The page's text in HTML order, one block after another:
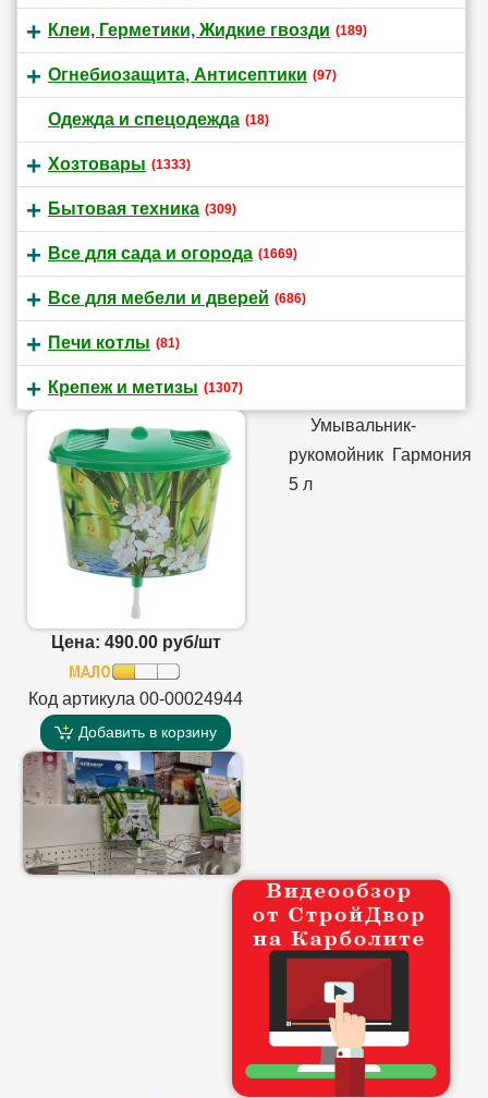
Клеи, Герметики, Жидкие гвозди (189)
Огнебиозащита, Антисептики (97)
Одежда и спецодежда (18)
Хозтовары (1333)
Бытовая техника (309)
Все для сада и огорода (1669)
Все для мебели и дверей (686)
Печи котлы (81)
Крепеж и метизы (1307)
Цена: 490.00 руб/шт
Код артикула 00-00024944
Добавить в корзину
Умывальник-
рукомойник Гармония
5 л